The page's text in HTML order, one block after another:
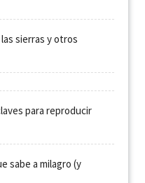
sierras y otros
para reproducir
sabe a milagro (y